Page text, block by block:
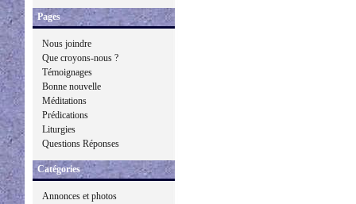
Pages
Nous joindre
Que croyons-nous ?
Témoignages
Bonne nouvelle
Méditations
Prédications
Liturgies
Questions Réponses
Catégories
Annonces et photos